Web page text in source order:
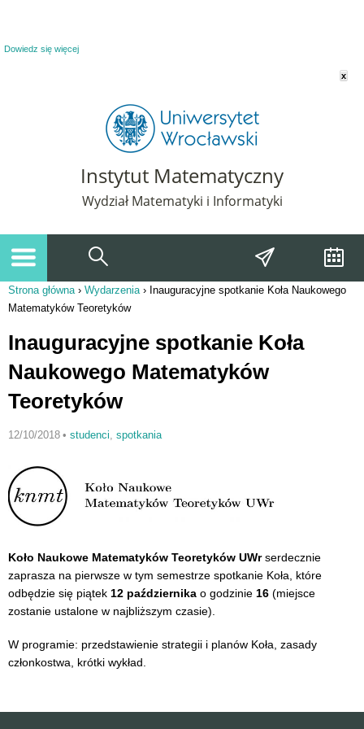
Dowiedz się więcej
x
Instytut Matematyczny
Wydział Matematyki i Informatyki
Jesteś tutaj
Strona główna› Wydarzenia› Inauguracyjne spotkanie Koła Naukowego
Matematyków Teoretyków
Inauguracyjne spotkanie Koła
Naukowego Matematyków
Teoretyków
12/10/2018 • studenci, spotkania
Koło Naukowe Matematyków Teoretyków UWrserdecznie
zaprasza na pierwsze w tym semestrze spotkanie Koła, które
odbędzie się piątek 12 października o godzinie 16 (miejsce
zostanie ustalone w najbliższym czasie).
W programie: przedstawienie strategii i planów Koła, zasady
członkostwa, krótki wykład.